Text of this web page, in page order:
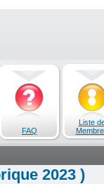
FAQ
Liste
2023 )